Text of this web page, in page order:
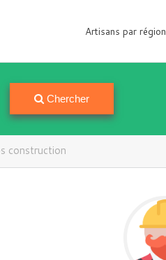
Artisans par région
Artisans par région
Chercher
construction